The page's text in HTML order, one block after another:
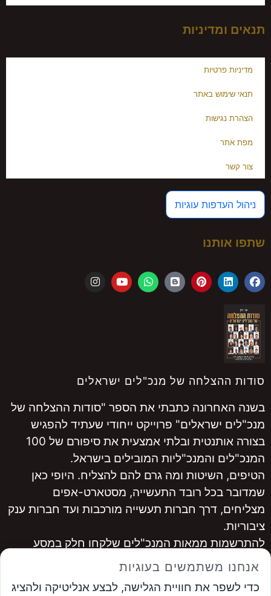
תנאים ומדיניות
מדיניות פרטיות
תנאי שימוש באתר
הצהרת נגישות
מפת אתר
צור קשר
ניהול העדפות עוגיות
שתפו אותנו
סודות ההצלחה של מנכ"לים ישראלים
בשנה האחרונה כתבתי את הספר "סודות ההצלחה של
מנכ"לים ישראלים" פרוייקט ייחודי שעתיד להפגיש
בצורה אותנטית ובלתי אמצעית את סיפורם של 100
המנכ"לים והמנכ"ליות המובילים בישראל.
הטיפים, השיטות ומה גרם להם להצליח. היופי כאן
שמדובר בכל רובד התעשייה, מסטארט-אפים
מצליחים, דרך חברות תעשייה מורכבות ועד חברות ענק
ציבוריות.
להתרשמות ממאות המנכ"לים שלקחו חלק במסע
אנחנו משתמשים בעוגיות
כדי לשפר את חוויית הגלישה, לבצע אנליטיקה ולהציג